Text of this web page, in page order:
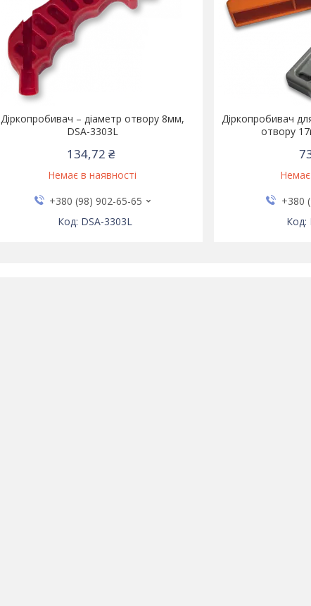
Діркопробивач – діаметр отвору 8мм,
DSA-3303L
134,72 ₴
Немає в наявності
+380 (98) 902-65-65
DSA-3303L
Діркопробивач
отвору
Немає
+380